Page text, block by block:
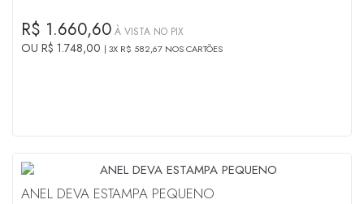
R$ 1.660,60 À VISTA NO PIX
OU R$ 1.748,00 3X R$ 582,67 NOS CARTÕES
ANEL DEVA ESTAMPA PEQUENO